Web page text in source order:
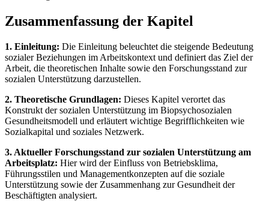
Zusammenfassung der Kapitel
1. Einleitung: Die Einleitung beleuchtet die steigende Bedeutung
sozialer Beziehungen im Arbeitskontext und definiert das Ziel der
Arbeit, die theoretischen Inhalte sowie den Forschungsstand zur
sozialen Unterstützung darzustellen.
2. Theoretische Grundlagen: Dieses Kapitel verortet das
Konstrukt der sozialen Unterstützung im Biopsychosozialen
Gesundheitsmodell und erläutert wichtige Begrifflichkeiten wie
Sozialkapital und soziales Netzwerk.
3. Aktueller Forschungsstand zur sozialen Unterstützung am
Arbeitsplatz: Hier wird der Einfluss von Betriebsklima,
Führungsstilen und Managementkonzepten auf die soziale
Unterstützung sowie der Zusammenhang zur Gesundheit der
Beschäftigten analysiert.